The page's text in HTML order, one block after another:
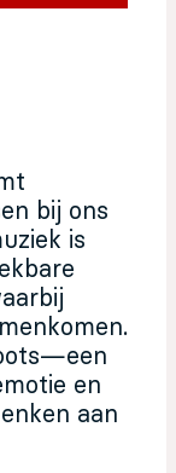
bij ons
is
en
aan